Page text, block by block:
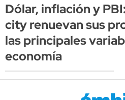
Dólar, inflación y
city renuevan sus
las principales
economía